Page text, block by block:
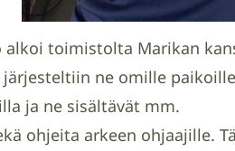
toimistolta Marikan
järjesteltiin ne omille
ja ne sisältävät mm.
ohjeita arkeen ohjaajille.